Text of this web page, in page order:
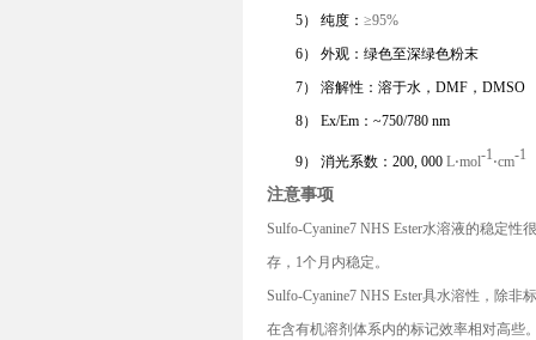
5） 纯度： ≥95%
6） 外观： 绿色至深绿色粉末
7） 溶解性：溶于水，DMF，DMSO
8） Ex/Em：~750/780 nm
9） 消光系数： 200, 000 L⋅mol-1⋅cm-1
注意事项
Sulfo-Cyanine7 NHS Ester水溶液的稳定性
存，1个月内稳定。
Sulfo-Cyanine7 NHS Ester具水溶性，除非
在含有机溶剂体系内的标记效率相对高些